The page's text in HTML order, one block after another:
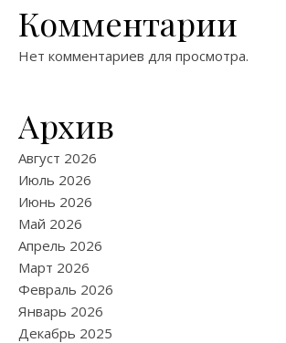
Комментарии
Нет комментариев для просмотра.
Архив
Август 2026
Июль 2026
Июнь 2026
Май 2026
Апрель 2026
Март 2026
Февраль 2026
Январь 2026
Декабрь 2025